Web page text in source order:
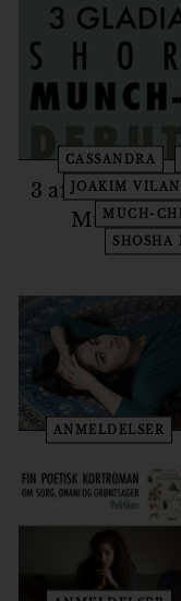
r
CASSANDRA
JOAKIM
MUCH-
SHOSHA
3 af
Munch-
ANMELDELSER